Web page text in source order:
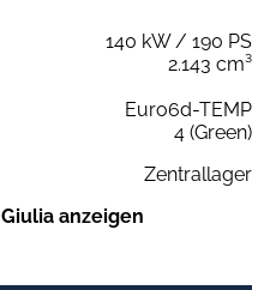
140 kW / 190 PS
2.143 cm³
Euro6d-TEMP
4 (Green)
Zentrallager
anzeigen